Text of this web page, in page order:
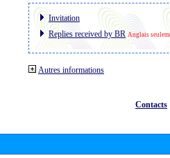
Invitation
Replies received by BR Anglais
Autres informations
Contacts